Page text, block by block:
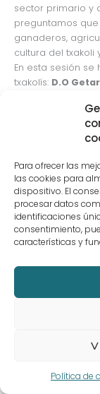
Para ofrecer las
las cookies para
dispositivo. El
procesar datos
identificaciones
consentimiento,
características y
Política de
sector primario y
preguntamos
ganaderos,
cultura del txakoli
En esta sesión
txakolís: D.O
Euskal Sagardoa.
Mikel Garaizabal
Euskadi y así lo
←Entrada